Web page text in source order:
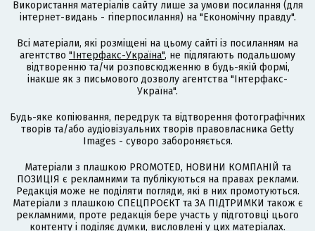
Використання матеріалів сайту лише за умови посилання (для
інтернет-видань - гіперпосилання) на "Економічну правду".
Всі матеріали, які розміщені на цьому сайті із посиланням на
агентство "Інтерфакс-Україна", не підлягають подальшому
відтворенню та/чи розповсюдженню в будь-якій формі,
інакше як з письмового дозволу агентства "Інтерфакс-
Україна".
Будь-яке копіювання, передрук та відтворення фотографічних
творів та/або аудіовізуальних творів правовласника Getty
Images - суворо забороняється.
Матеріали з плашкою PROMOTED, НОВИНИ КОМПАНІЙ та
ПОЗИЦІЯ є рекламними та публікуються на правах реклами.
Редакція може не поділяти погляди, які в них промотуються.
Матеріали з плашкою СПЕЦПРОЄКТ та ЗА ПІДТРИМКИ також є
рекламними, проте редакція бере участь у підготовці цього
контенту і поділяє думки, висловлені у цих матеріалах.